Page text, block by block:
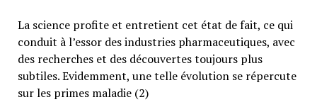
La science profite et entretient cet état de fait, ce qui
conduit à l’essor des industries pharmaceutiques, avec
des recherches et des découvertes toujours plus
subtiles. Evidemment, une telle évolution se répercute
sur les primes maladie (2)